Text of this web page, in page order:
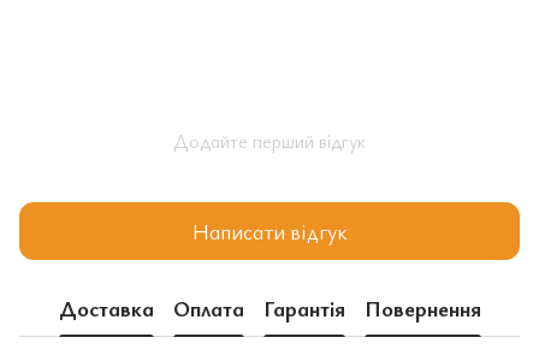
Додайте перший відгук
Написати відгук
Доставка Оплата Гарантія Повернення